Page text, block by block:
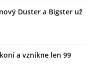
Duster a Bigster už
a vznikne len 99